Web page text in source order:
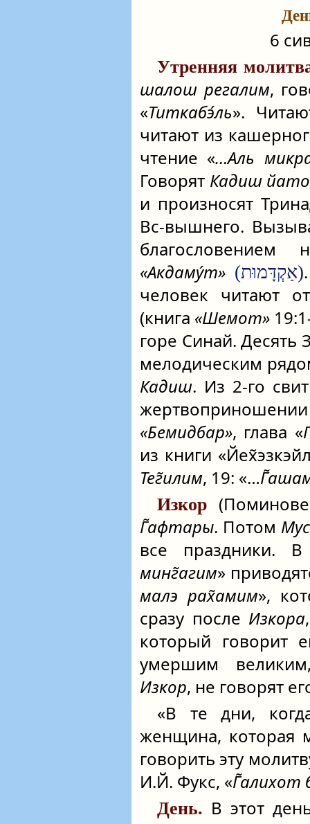
6
Утренняя
шалош регалим,
«Титкабэ́ль».
читают из
чтение «…Аль
Говорят Кадиш
и произносят
Вс‑вышнего.
«Акдаму́т»
(אַקְדָּמוּת)
человек читают
(книга «Шемот»
горе Синай. Десять
мелодическим
Кадиш. Из 2-го
«Бемидбар», глава «
из книги
Тег̃илим, 19: «…
Изкор
Г̃афтары. Потом
все праздники.
минг̃агим»
малэ рах̃амим»,
сразу после Изкора
который говорит
умершим
Изкор, не говорят
«В те дни,
женщина, которая
говорить эту
И.Й. Фукс, «Г̃алихот
День. В этот